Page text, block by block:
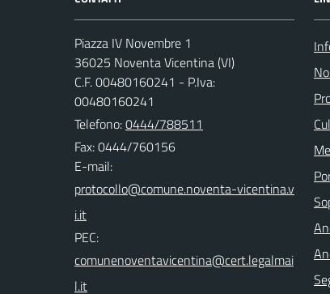
Piazza IV Novembre 1
36025 Noventa Vicentina (VI)
C.F. 00480160241 - P.Iva:
00480160241
Telefono:0444/788511
Fax: 0444/760156
E-mail:
PEC: